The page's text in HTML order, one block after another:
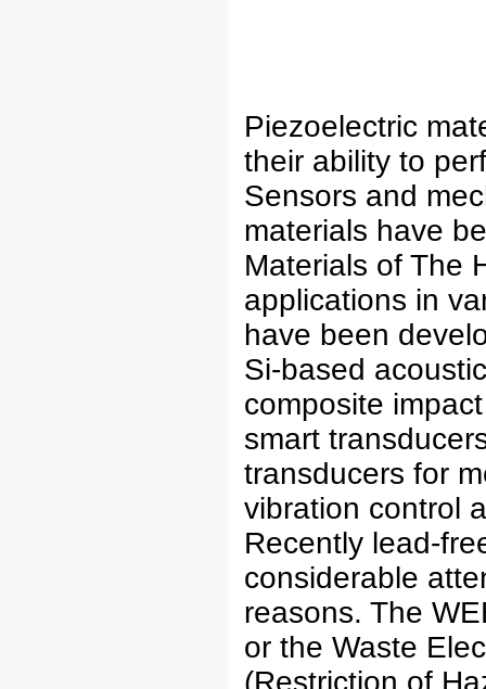
Piezoelectric
their ability to
Sensors and
materials have
Materials of The
applications in
have been
Si-based
composite
smart
transducers for
vibration control
Recently lead-
considerable
reasons. The
or the Waste
(Restriction of